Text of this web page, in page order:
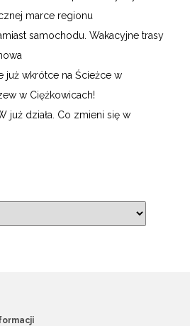
marce regionu
samochodu. Wakacyjne trasy
już wkrótce na Ścieżce w
w Ciężkowicach!
już działa. Co zmieni się w